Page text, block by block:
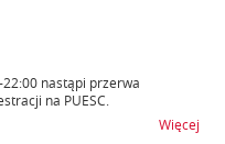
nastąpi przerwa
na PUESC.
Więcej